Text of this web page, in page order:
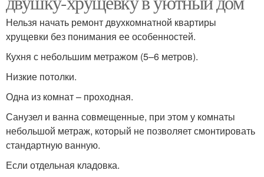
Нельзя начать ремонт двухкомнатной квартиры
хрущевки без понимания ее особенностей.
Кухня с небольшим метражом (5–6 метров).
Низкие потолки.
Одна из комнат – проходная.
Санузел и ванна совмещенные, при этом у комнаты
небольшой метраж, который не позволяет смонтировать
стандартную ванную.
Если отдельная кладовка.